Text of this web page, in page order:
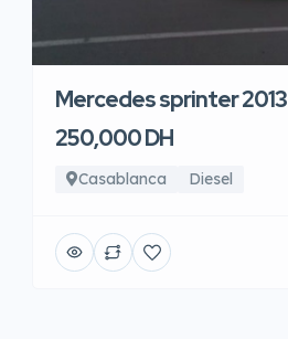
Mercedes sprinter 2013
250,000 DH
Casablanca Diesel